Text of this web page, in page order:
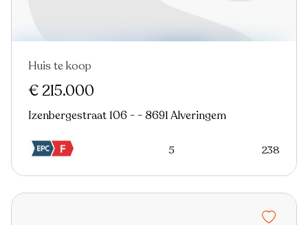
Nieuw
Huis te koop
€ 215.000
Izenbergestraat 106 - - 8691 Alveringem
5 238